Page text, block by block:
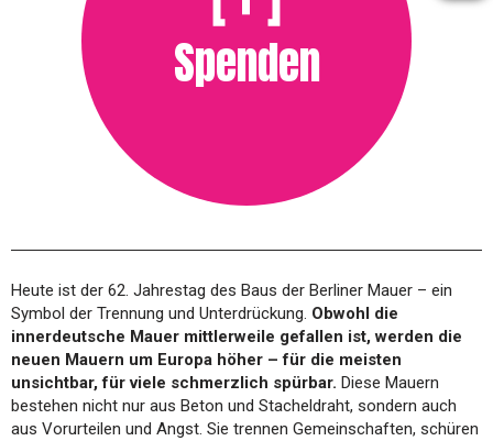
Spenden
Heute ist der 62. Jahrestag des Baus der Berliner Mauer – ein
Symbol der Trennung und Unterdrückung. Obwohl die
innerdeutsche Mauer mittlerweile gefallen ist, werden die
neuen Mauern um Europa höher – für die meisten
unsichtbar, für viele schmerzlich spürbar. Diese Mauern
bestehen nicht nur aus Beton und Stacheldraht, sondern auch
aus Vorurteilen und Angst. Sie trennen Gemeinschaften, schüren